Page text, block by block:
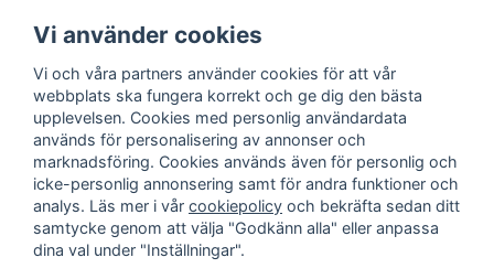
Vi använder cookies
Vi och våra partners använder cookies för att vår
webbplats ska fungera korrekt och ge dig den bästa
upplevelsen. Cookies med personlig användardata
används för personalisering av annonser och
marknadsföring. Cookies används även för personlig och
icke-personlig annonsering samt för andra funktioner och
analys. Läs mer i vår cookiepolicy och bekräfta sedan ditt
samtycke genom att välja "Godkänn alla" eller anpassa
dina val under "Inställningar".